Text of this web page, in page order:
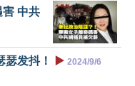
害 中共
发抖！ ▶️ 2024/9/6